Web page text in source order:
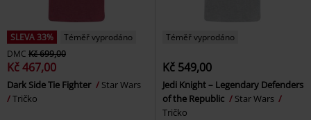
SLEVA 33%
Téměř vyprodáno
DMC Kč 699,00
Kč 467,00
Dark Side Tie Fighter
Star Wars
Tričko
Téměř vyprodáno
Kč 549,00
Jedi Knight – Legendary Defenders
of the Republic
Star Wars
Tričko